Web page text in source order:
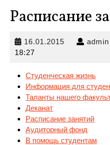
Расписание
16.01.2015 16.01.2015
admin
18:27
Студенческая жизнь
Информация для
Таланты нашего
Деканат
Расписание занятий
Аудиторный фонд
В помощь студентам